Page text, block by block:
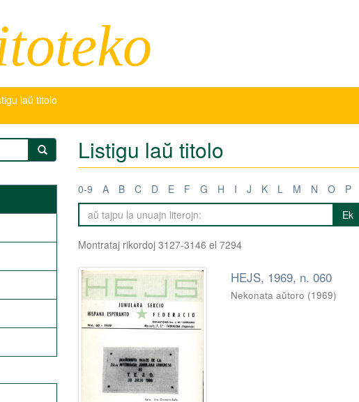
laŭ titolo
Listigu laŭ titolo
0-9 A B C D E F G H I J K L M N O P
Ek
Montrataj rikordoj 3127-3146 el 7294
HEJS, 1969, n. 060
Nekonata aŭtoro (1969)